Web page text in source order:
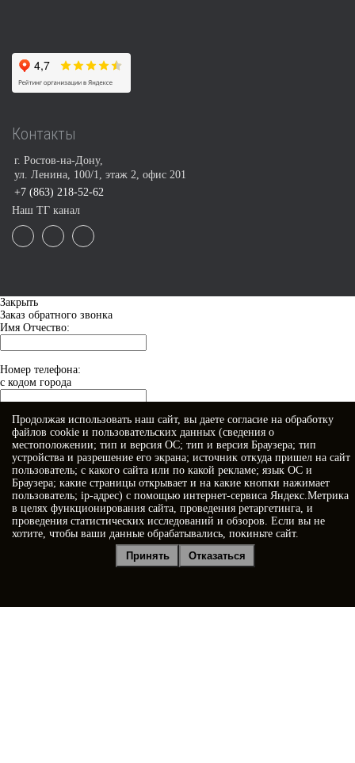
Контакты
г. Ростов-на-Дону,
ул. Ленина, 100/1, этаж 2, офис 201
+7 (863) 218-52-62
Наш ТГ канал
Закрыть
Заказ обратного звонка
Имя Отчество:
Номер телефона:
с кодом города
Когда позвонить?
Я принимаю условияПолитики конфиденциальности
согласие на обработку персональных данных
Продолжая использовать наш сайт, вы даете согласие на обработку
файлов cookie и пользовательских данных (сведения о
местоположении; тип и версия ОС; тип и версия Браузера; тип
устройства и разрешение его экрана; источник откуда пришел на сайт
пользователь; с какого сайта или по какой рекламе; язык ОС и
Браузера; какие страницы открывает и на какие кнопки нажимает
пользователь; ip-адрес) с помощью интернет-сервиса Яндекс.Метрика
в целях функционирования сайта, проведения ретаргетинга, и
проведения статистических исследований и обзоров. Если вы не
хотите, чтобы ваши данные обрабатывались, покиньте сайт.
Принять
Отказаться